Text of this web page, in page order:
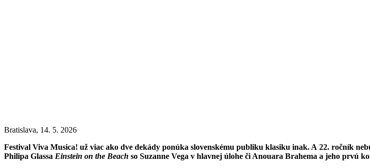
Bratislava, 14. 5. 2026
Festival Viva Musica! už viac ako dve dekády ponúka slovenskému publiku klasiku inak. A 22. ročník
Philipa Glassa Einstein on the Beach so Suzanne Vega v hlavnej úlohe či Anouara Brahema a jeho prvú